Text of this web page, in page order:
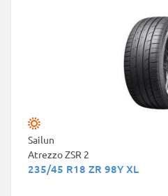
Sailun
Atrezzo ZSR 2
235/45 R18 ZR 98Y XL